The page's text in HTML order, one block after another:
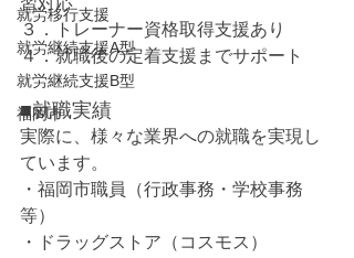
就労移行支援
就労継続支援A型
就労継続支援B型
福岡市
３．トレーナー資格取得支援あり
４．就職後の定着支援までサポート
■就職実績
実際に、様々な業界への就職を実現し
ています。
・福岡市職員（行政事務・学校事務
等）
・ドラッグストア（コスモス）